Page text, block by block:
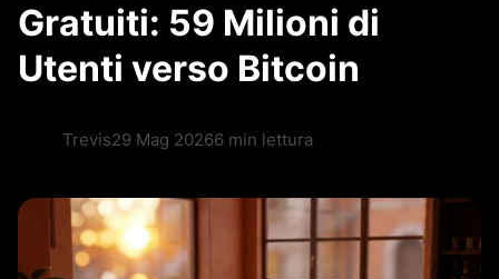
Gratuiti: 59 Milioni di
Utenti verso Bitcoin
Trevis29 Mag 20266 min lettura